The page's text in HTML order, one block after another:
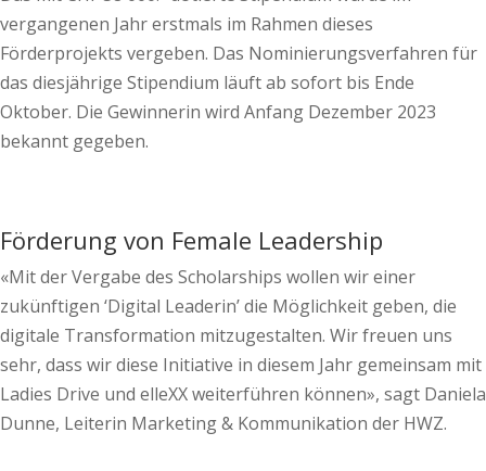
vergangenen Jahr erstmals im Rahmen dieses
Förderprojekts vergeben. Das Nominierungsverfahren für
das diesjährige Stipendium läuft ab sofort bis Ende
Oktober. Die Gewinnerin wird Anfang Dezember 2023
bekannt gegeben.
Förderung von Female Leadership
«Mit der Vergabe des Scholarships wollen wir einer
zukünftigen ‘Digital Leaderin’ die Möglichkeit geben, die
digitale Transformation mitzugestalten. Wir freuen uns
sehr, dass wir diese Initiative in diesem Jahr gemeinsam mit
Ladies Drive und elleXX weiterführen können», sagt Daniela
Dunne, Leiterin Marketing & Kommunikation der HWZ.